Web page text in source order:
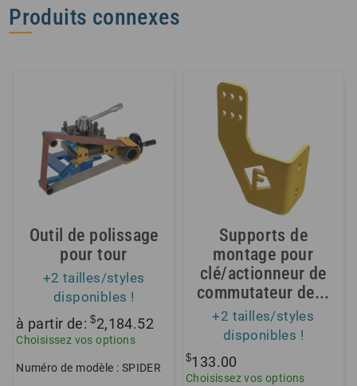
Produits connexes
Outil de polissage
pour tour
+2 tailles/styles
disponibles !
à partir de:$2,184.52
Choisissez vos options
Numéro de modèle : SPIDER
Supports de
montage pour
clé/actionneur de
commutateur de...
+2 tailles/styles
disponibles !
$133.00
Choisissez vos options